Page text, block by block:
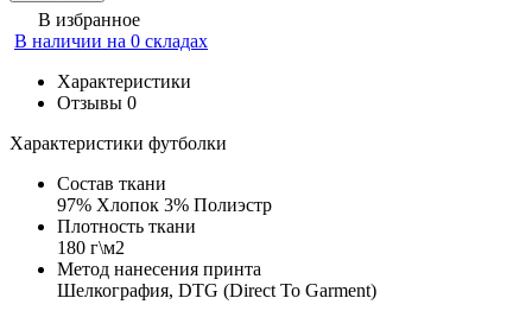
В избранное
В наличии на 0 складах
Характеристики
Отзывы 0
Характеристики футболки
Состав ткани
97% Хлопок 3% Полиэстр
Плотность ткани
180 г\м2
Метод нанесения принта
Шелкография, DTG (Direct To Garment)